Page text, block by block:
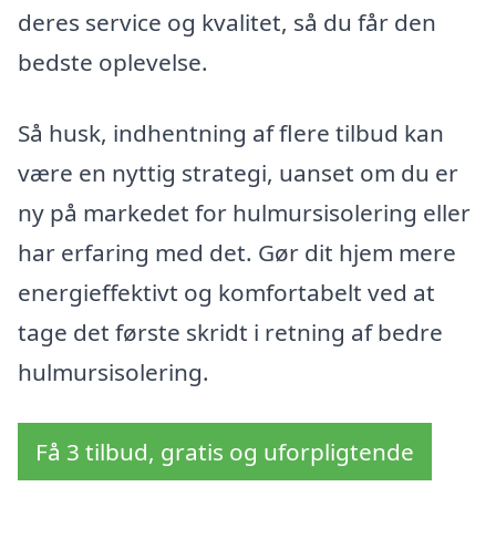
deres service og kvalitet, så du får den
bedste oplevelse.
Så husk, indhentning af flere tilbud kan
være en nyttig strategi, uanset om du er
ny på markedet for hulmursisolering eller
har erfaring med det. Gør dit hjem mere
energieffektivt og komfortabelt ved at
tage det første skridt i retning af bedre
hulmursisolering.
Få 3 tilbud, gratis og uforpligtende